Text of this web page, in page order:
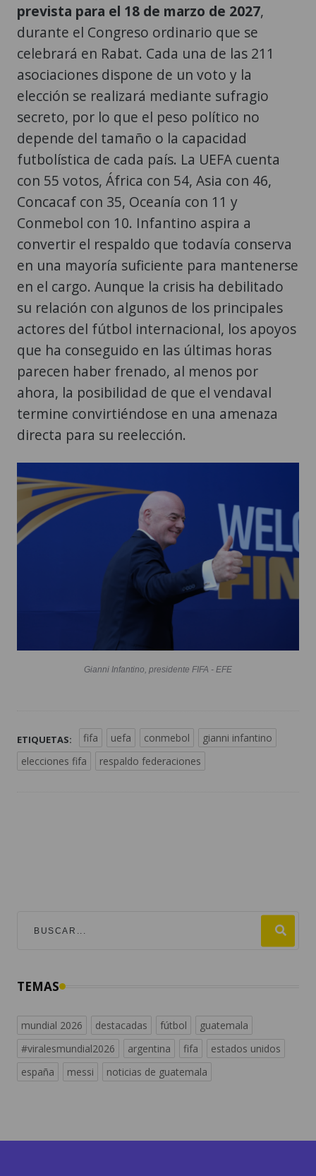
prevista para el 18 de marzo de 2027,
durante el Congreso ordinario que se
celebrará en Rabat. Cada una de las 211
asociaciones dispone de un voto y la
elección se realizará mediante sufragio
secreto, por lo que el peso político no
depende del tamaño o la capacidad
futbolística de cada país. La UEFA cuenta
con 55 votos, África con 54, Asia con 46,
Concacaf con 35, Oceanía con 11 y
Conmebol con 10. Infantino aspira a
convertir el respaldo que todavía conserva
en una mayoría suficiente para mantenerse
en el cargo. Aunque la crisis ha debilitado
su relación con algunos de los principales
actores del fútbol internacional, los apoyos
que ha conseguido en las últimas horas
parecen haber frenado, al menos por
ahora, la posibilidad de que el vendaval
termine convirtiéndose en una amenaza
directa para su reelección.
Gianni Infantino, presidente FIFA - EFE
ETIQUETAS: fifa uefa conmebol
gianni infantino
elecciones fifa
respaldo federaciones
mundial 2026
españa
messi noticias de guatemala